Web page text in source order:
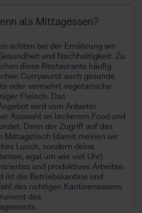
als Mittagessen?
achten bei der Ernährung am
und Nachhaltigkeit. Zu
diese Restaurants häufig
Currywurst auch gesunde
oder vermehrt vegetarische
Fleisch. Das
wird vom Anbieter
Auswahl an leckerem Food und
Denn der Zugriff auf das
Mittagstisch (damit meinen wir
Lunch, sondern deine
egal um wie viel Uhr)
und produktives Arbeiten.
ist die Betriebskantine und
des richtigen Kantinenessens
des